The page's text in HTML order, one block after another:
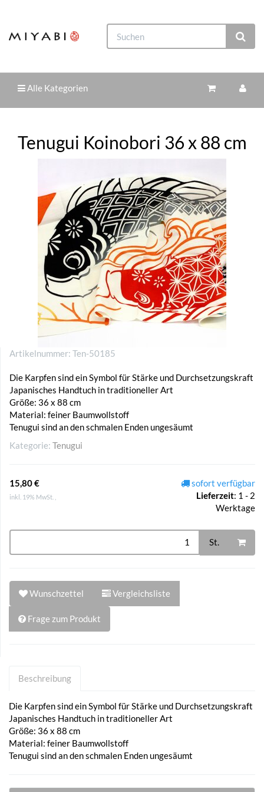
Alle Kategorien
Tenugui Koinobori 36 x 88 cm
Artikelnummer: Ten-50185
Die Karpfen sind ein Symbol für Stärke und Durchsetzungskraft
Japanisches Handtuch in traditioneller Art
Größe: 36 x 88 cm
Material: feiner Baumwollstoff
Tenugui sind an den schmalen Enden ungesäumt
Kategorie: Tenugui
15,80 €
inkl. 19% MwSt. ,
sofort verfügbar
Lieferzeit: 1 - 2
Werktage
St.
Wunschzettel Vergleichsliste
Frage zum Produkt
Beschreibung
Die Karpfen sind ein Symbol für Stärke und Durchsetzungskraft
Japanisches Handtuch in traditioneller Art
Größe: 36 x 88 cm
Material: feiner Baumwollstoff
Tenugui sind an den schmalen Enden ungesäumt